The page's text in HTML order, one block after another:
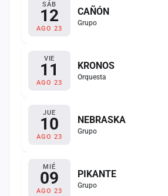
SÁB
12
AGO 23
CAÑÓN
Grupo
VIE
11
AGO 23
KRONOS
Orquesta
JUE
10
AGO 23
NEBRASKA
Grupo
MIÉ
09
AGO 23
PIKANTE
Grupo